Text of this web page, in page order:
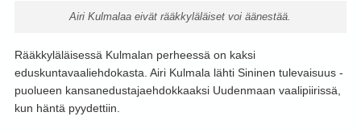
Airi Kulmalaa eivät rääkkyläläiset voi äänestää.
Rääkkyläläisessä Kulmalan perheessä on kaksi
eduskuntavaaliehdokasta. Airi Kulmala lähti Sininen tulevaisuus -
puolueen kansanedustajaehdokkaaksi Uudenmaan vaalipiirissä,
kun häntä pyydettiin.